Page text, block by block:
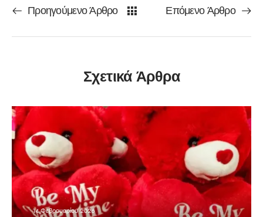
Προηγούμενο Άρθρο Επόμενο Άρθρο
Σχετικά Άρθρα
14 Φεβρουαρίου 2026